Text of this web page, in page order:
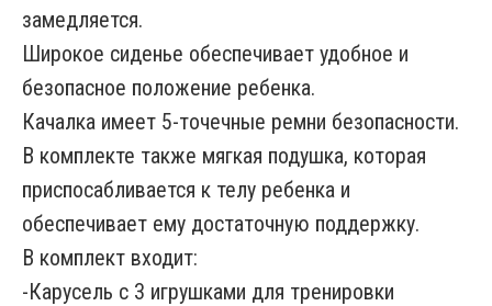
замедляется.
Широкое сиденье обеспечивает удобное и
безопасное положение ребенка.
Качалка имеет 5-точечные ремни безопасности.
В комплекте также мягкая подушка, которая
приспосабливается к телу ребенка и
обеспечивает ему достаточную поддержку.
В комплект входит:
-Карусель с 3 игрушками для тренировки